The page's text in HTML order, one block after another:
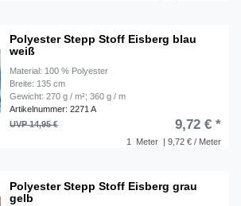
Polyester Stepp Stoff Eisberg blau
weiß
Material: 100 % Polyester
Breite: 135 cm
Gewicht: 270 g / m²; 360 g / m
Artikelnummer: 2271 A
1 Meter | 9,72 € / Meter
UVP 14,95 € 9,72 € *
Polyester Stepp Stoff Eisberg grau
gelb